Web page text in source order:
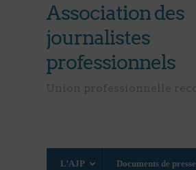
Association des
journalistes
professionnels
L’AJP Documents de presse